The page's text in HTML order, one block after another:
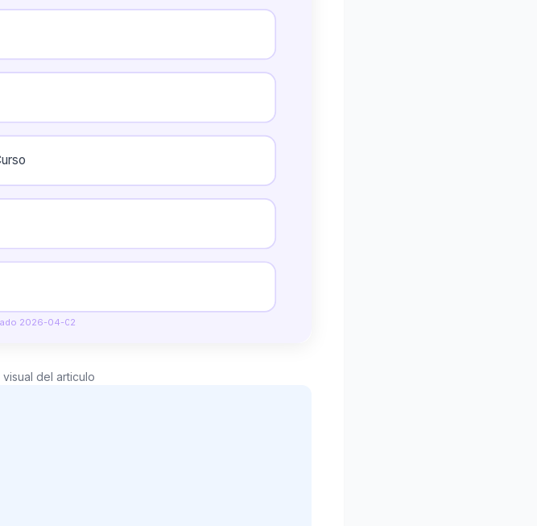
2026-04-02
del articulo